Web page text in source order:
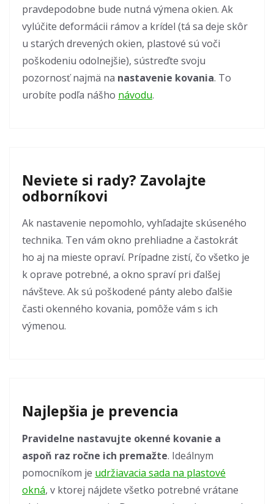
pravdepodobne bude nutná výmena okien. Ak
vylúčite deformácii rámov a krídel (tá sa deje skôr
u starých drevených okien, plastové sú voči
poškodeniu odolnejšie), sústreďte svoju
pozornosť najmä na nastavenie kovania. To
urobíte podľa nášho návodu.
Neviete si rady? Zavolajte
odborníkovi
Ak nastavenie nepomohlo, vyhľadajte skúseného
technika. Ten vám okno prehliadne a častokrát
ho aj na mieste opraví. Prípadne zistí, čo všetko je
k oprave potrebné, a okno spraví pri ďalšej
návšteve. Ak sú poškodené pánty alebo ďalšie
časti okenného kovania, pomôže vám s ich
výmenou.
Najlepšia je prevencia
Pravidelne nastavujte okenné kovanie a
aspoň raz ročne ich premažte. Ideálnym
pomocníkom je udržiavacia sada na plastové
okná, v ktorej nájdete všetko potrebné vrátane